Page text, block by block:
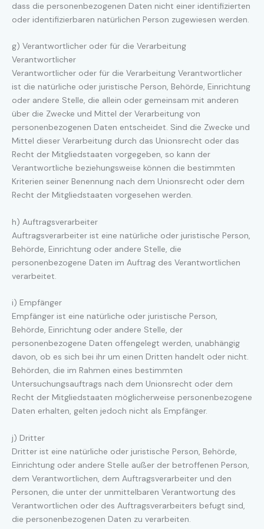
dass die personenbezogenen Daten nicht einer identifizierten
oder identifizierbaren natürlichen Person zugewiesen werden.
g) Verantwortlicher oder für die Verarbeitung
Verantwortlicher
Verantwortlicher oder für die Verarbeitung Verantwortlicher
ist die natürliche oder juristische Person, Behörde, Einrichtung
oder andere Stelle, die allein oder gemeinsam mit anderen
über die Zwecke und Mittel der Verarbeitung von
personenbezogenen Daten entscheidet. Sind die Zwecke und
Mittel dieser Verarbeitung durch das Unionsrecht oder das
Recht der Mitgliedstaaten vorgegeben, so kann der
Verantwortliche beziehungsweise können die bestimmten
Kriterien seiner Benennung nach dem Unionsrecht oder dem
Recht der Mitgliedstaaten vorgesehen werden.
h) Auftragsverarbeiter
Auftragsverarbeiter ist eine natürliche oder juristische Person,
Behörde, Einrichtung oder andere Stelle, die
personenbezogene Daten im Auftrag des Verantwortlichen
verarbeitet.
i) Empfänger
Empfänger ist eine natürliche oder juristische Person,
Behörde, Einrichtung oder andere Stelle, der
personenbezogene Daten offengelegt werden, unabhängig
davon, ob es sich bei ihr um einen Dritten handelt oder nicht.
Behörden, die im Rahmen eines bestimmten
Untersuchungsauftrags nach dem Unionsrecht oder dem
Recht der Mitgliedstaaten möglicherweise personenbezogene
Daten erhalten, gelten jedoch nicht als Empfänger.
j) Dritter
Dritter ist eine natürliche oder juristische Person, Behörde,
Einrichtung oder andere Stelle außer der betroffenen Person,
dem Verantwortlichen, dem Auftragsverarbeiter und den
Personen, die unter der unmittelbaren Verantwortung des
Verantwortlichen oder des Auftragsverarbeiters befugt sind,
die personenbezogenen Daten zu verarbeiten.